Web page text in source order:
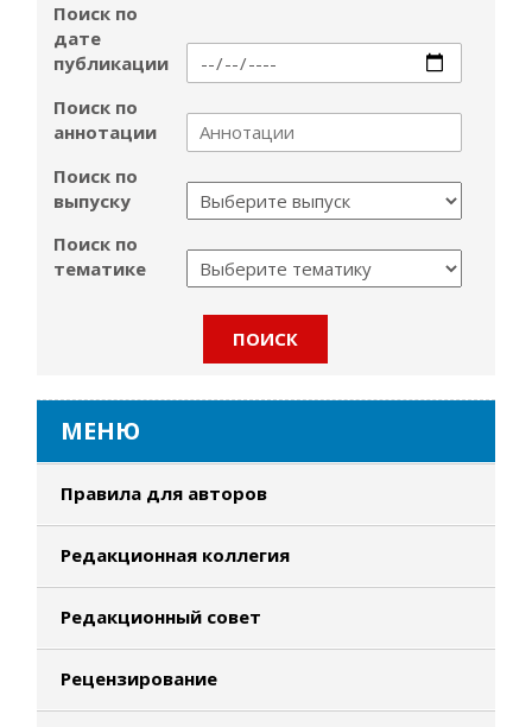
Поиск по
дате
публикации
Поиск по
аннотации
Поиск по
выпуску
Поиск по
тематике
МЕНЮ
Правила для авторов
Редакционная коллегия
Редакционный совет
Рецензирование